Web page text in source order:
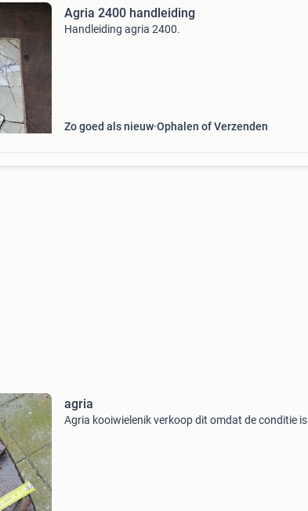
Agria 2400 handleiding
Handleiding agria 2400.
Zo goed als nieuw Ophalen of Verzenden
agria
Agria kooiwielenik verkoop dit omdat de conditie is